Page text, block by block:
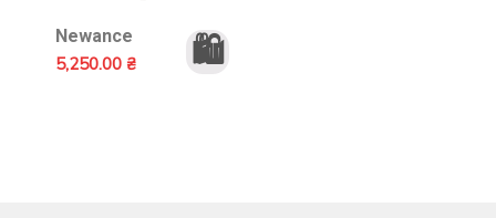
Newance
5,250.00 ₴ 🛍️